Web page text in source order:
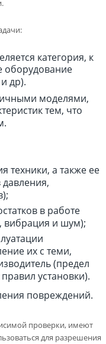
категория, к
оборудование
др).
моделями,
тем, что
техники, а также ее
давления,
в работе
вибрация и шум);
их с теми,
(предел
установки).
повреждений.
проверки, имеют
для разрешения